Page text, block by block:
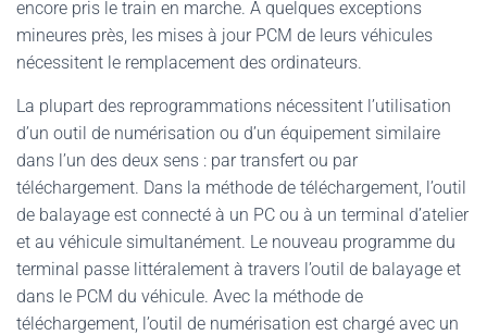
encore pris le train en marche. À quelques exceptions
mineures près, les mises à jour PCM de leurs véhicules
nécessitent le remplacement des ordinateurs.
La plupart des reprogrammations nécessitent l’utilisation
d’un outil de numérisation ou d’un équipement similaire
dans l’un des deux sens : par transfert ou par
téléchargement. Dans la méthode de téléchargement, l’outil
de balayage est connecté à un PC ou à un terminal d’atelier
et au véhicule simultanément. Le nouveau programme du
terminal passe littéralement à travers l’outil de balayage et
dans le PCM du véhicule. Avec la méthode de
téléchargement, l’outil de numérisation est chargé avec un